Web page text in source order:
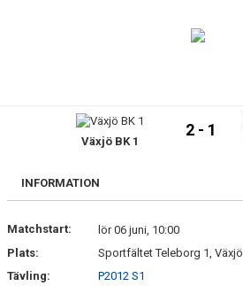
MATCHER
MEDLEM
DOKUMENT
Växjö BK 1
2 - 1
INFORMATION
Matchstart:
lör 06 juni, 10:00
Plats:
Sportfältet Teleborg 1, Växjö
Tävling:
P2012 S1